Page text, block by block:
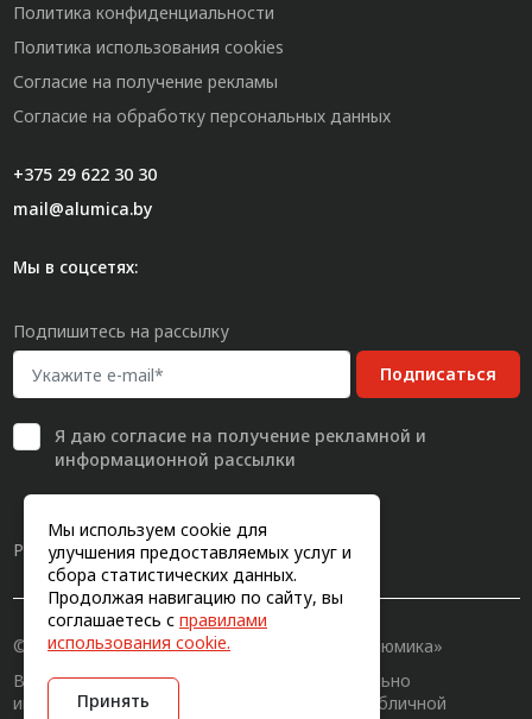
Мы используем cookie для
улучшения предоставляемых услуг и
сбора статистических данных.
Продолжая навигацию по сайту, вы
соглашаетесь с правилами
использования cookie.
Принять
Политика конфиденциальности
Политика использования cookies
Согласие на получение рекламы
Согласие на обработку персональных данных
+375 29 622 30 30
mail@alumica.by
Мы в соцсетях:
Подпишитесь на рассылку
Подписаться
Я даю согласиена получение рекламной и
информационной рассылки
Разработка сайта
© 2011-2026, Конструкционный профиль «Алюмика»
Вся информация на сайте имеет исключительно
информационный характер и не является публичной